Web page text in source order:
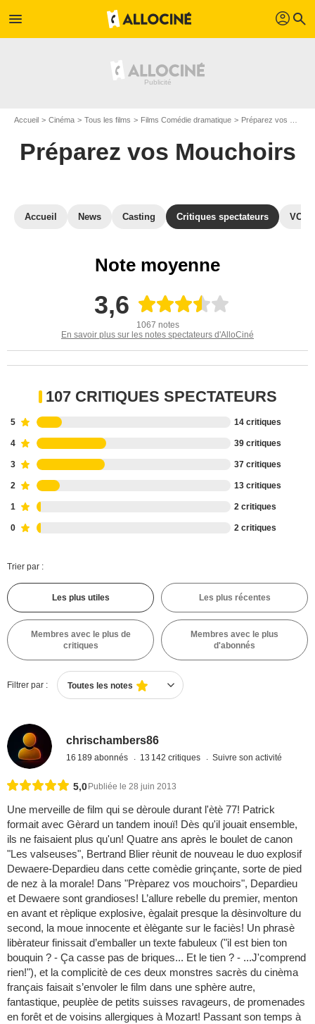
menu profil search
Accueil Cinéma Tous les films Films Comédie dramatique Préparez vos Mouchoirs
Préparez vos Mouchoirs
Accueil News Casting Critiques spectateurs VOD
Note moyenne
3,6
1067 notes
En savoir plus sur les notes spectateurs d'AlloCiné
107 CRITIQUES SPECTATEURS
5 14 critiques
4 39 critiques
3 37 critiques
2 13 critiques
1 2 critiques
0 2 critiques
Trier par :
Les plus utiles Les plus récentes
Membres avec le plus de
critiques
Membres avec le plus
d'abonnés
Filtrer par : Toutes les notes
chrischambers86
16 189 abonnés 13 142 critiques Suivre son activité
5,0 Publiée le 28 juin 2013
Une merveille de film qui se dèroule durant l'ètè 77! Patrick
formait avec Gèrard un tandem inouï! Dès qu'il jouait ensemble,
ils ne faisaient plus qu'un! Quatre ans après le boulet de canon
"Les valseuses", Bertrand Blier rèunit de nouveau le duo explosif
Dewaere-Depardieu dans cette comèdie grinçante, sorte de pied
de nez à la morale! Dans "Prèparez vos mouchoirs", Depardieu
et Dewaere sont grandioses! L’allure rebelle du premier, menton
en avant et rèplique explosive, ègalait presque la dèsinvolture du
second, la moue innocente et èlègante sur le faciès! Un phrasè
libèrateur finissait d’emballer un texte fabuleux ("il est bien ton
bouquin ? - Ça casse pas de briques... Et le tien ? - ...J'comprend
rien!"), et la complicitè de ces deux monstres sacrès du cinèma
français faisait s’envoler le film dans une sphère autre,
fantastique, peuplèe de petits suisses ravageurs, de promenades
en forêt et de voisins allergiques à Mozart! Passant son temps à